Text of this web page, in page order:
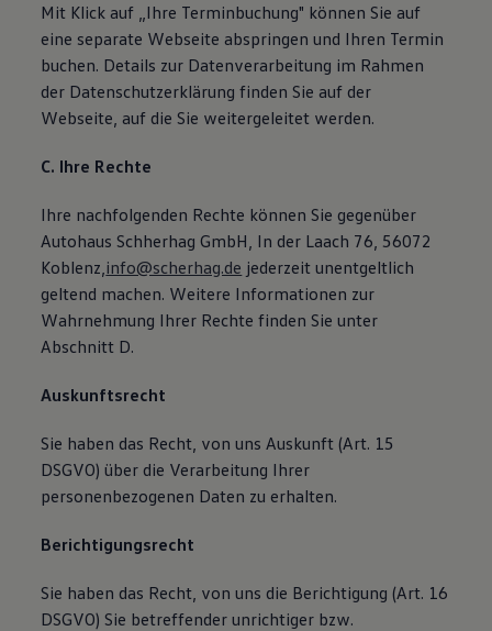
Mit Klick auf „Ihre Terminbuchung" können Sie auf
eine separate Webseite abspringen und Ihren Termin
buchen. Details zur Datenverarbeitung im Rahmen
der Datenschutzerklärung finden Sie auf der
Webseite, auf die Sie weitergeleitet werden.
C. Ihre Rechte
Ihre nachfolgenden Rechte können Sie gegenüber
Autohaus Schherhag GmbH, In der Laach 76, 56072
Koblenz,info@scherhag.de jederzeit unentgeltlich
geltend machen. Weitere Informationen zur
Wahrnehmung Ihrer Rechte finden Sie unter
Abschnitt D.
Auskunftsrecht
Sie haben das Recht, von uns Auskunft (Art. 15
DSGVO) über die Verarbeitung Ihrer
personenbezogenen Daten zu erhalten.
Berichtigungsrecht
Sie haben das Recht, von uns die Berichtigung (Art. 16
DSGVO) Sie betreffender unrichtiger bzw.